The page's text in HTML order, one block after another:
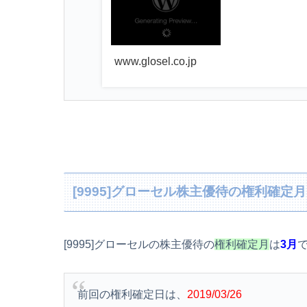
www.glosel.co.jp
[9995]グローセル株主優待の権利確定月
[9995]グローセルの株主優待の権利確定月 は3月
前回の権利確定日は、 2019/03/26